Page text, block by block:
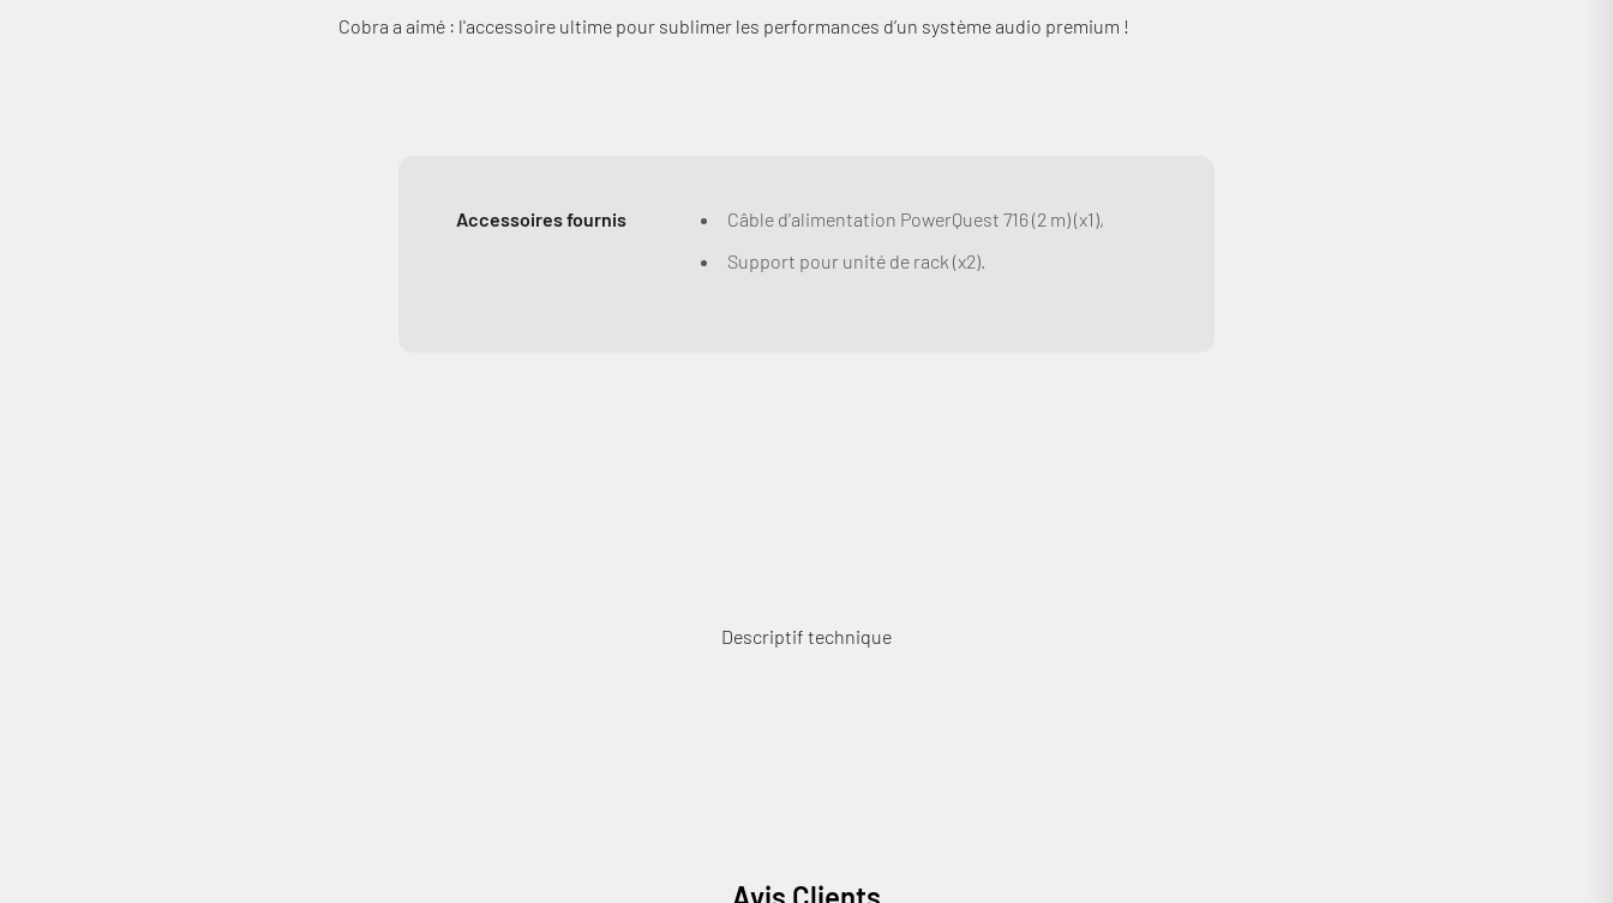
Cobra a aimé : l'accessoire ultime pour sublimer les performances d’un système audio premium !
Accessoires fournis
Câble d'alimentation PowerQuest 716 (2 m) (x1),
Support pour unité de rack (x2).
Descriptif technique